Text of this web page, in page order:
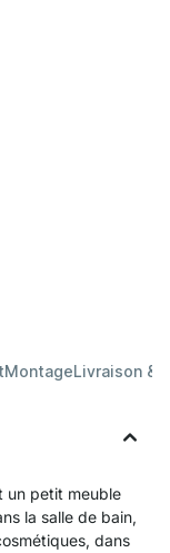
MontageLivraison &
un petit meuble
la salle de bain,
dans